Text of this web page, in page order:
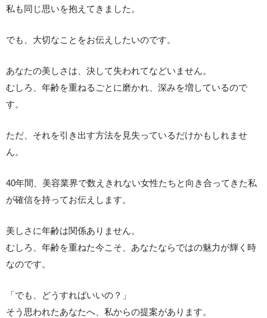
私も同じ思いを抱えてきました。
でも、大切なことをお伝えしたいのです。
あなたの美しさは、決して失われてなどいません。
むしろ、年齢を重ねるごとに磨かれ、深みを増しているので
す。
ただ、それを引き出す方法を見失っているだけかもしれませ
ん。
40年間、美容業界で数えきれない女性たちと向き合ってきた私
が確信を持ってお伝えします。
美しさに年齢は関係ありません。
むしろ、年齢を重ねた今こそ、あなたならではの魅力が輝く時
なのです。
「でも、どうすればいいの？」
そう思われたあなたへ、私からの提案があります。